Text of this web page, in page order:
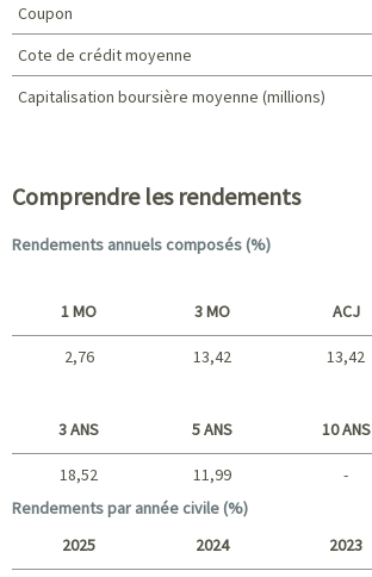
Coupon
Cote de crédit moyenne
Capitalisation boursière moyenne (millions)
Comprendre les rendements
Rendements annuels composés (%)
1 MO 3 MO ACJ
2,76 13,42 13,42
Long terme
3 ANS 5 ANS 10 ANS
18,52 11,99 -
Rendements par année civile (%)
2025 2024 2023